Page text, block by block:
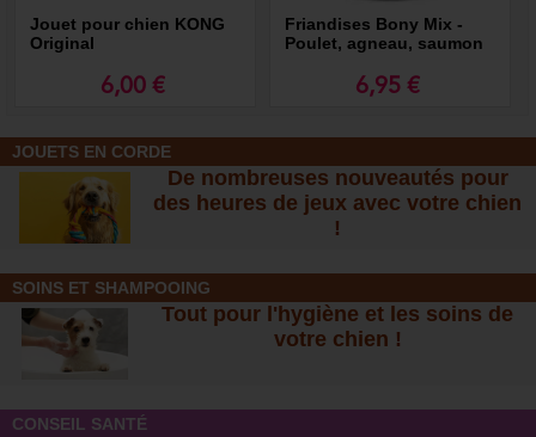
Jouet pour chien KONG
Original
6,00 €
Friandises Bony Mix -
Poulet, agneau, saumon
6,95 €
JOUETS EN CORDE
De nombreuses nouveautés pour
des heures de jeux avec votre chien
!
SOINS ET SHAMPOOING
Tout pour l'hygiène et les soins de
votre chien !
CONSEIL SANTÉ